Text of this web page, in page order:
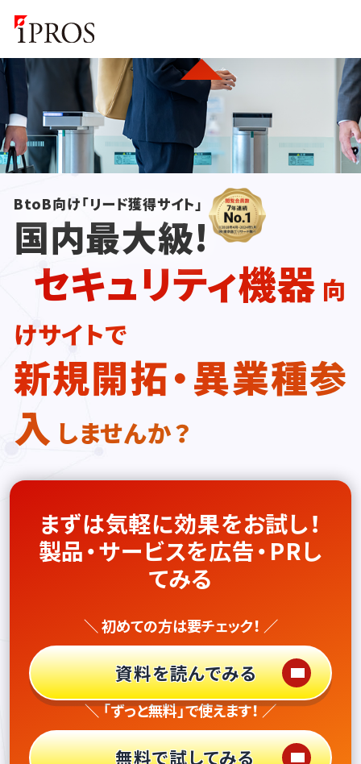
BtoB向け「リード獲得サイト」
国内最大級!
セキュリティ機器 向
けサイトで
新規開拓・異業種参
入 しませんか？
まずは気軽に効果をお試し！
製品・サービスを広告・PRし
てみる
＼ 初めての方は要チェック！ ／
資料を読んでみる
＼ 「ずっと無料」で使えます！ ／
無料で試してみる